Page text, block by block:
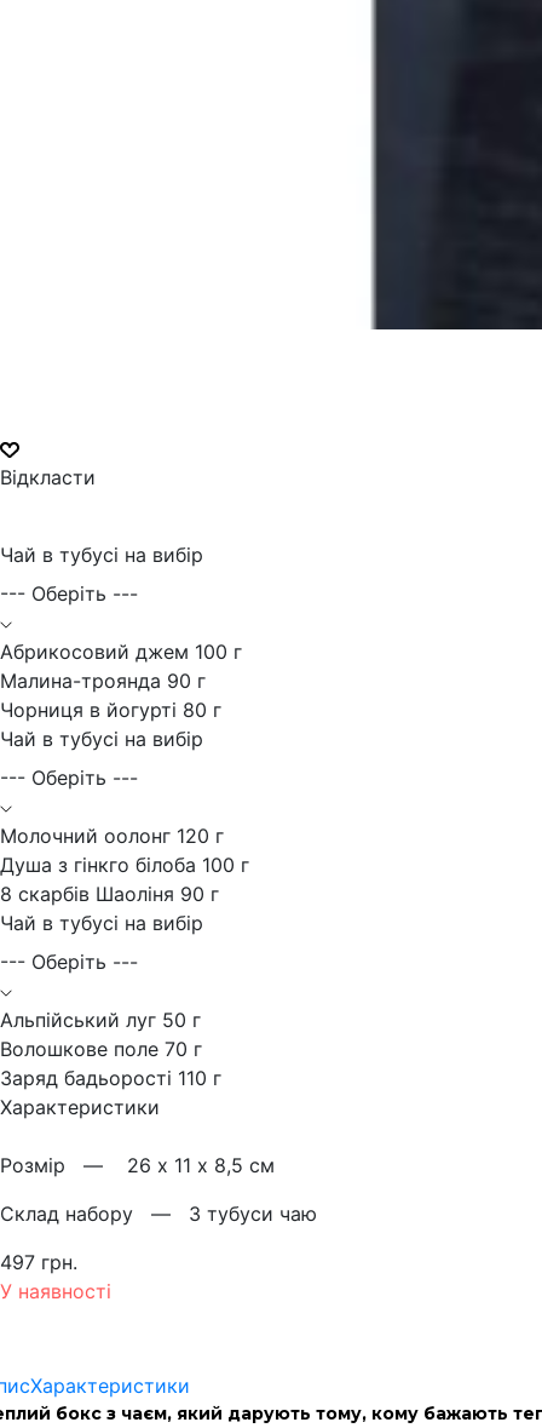
Відкласти
Чай в тубусі на вибір
--- Оберіть ---
Абрикосовий джем 100 г
Малина-троянда 90 г
Чорниця в йогурті 80 г
Чай в тубусі на вибір
--- Оберіть ---
Молочний оолонг 120 г
Душа з гінкго білоба 100 г
8 скарбів Шаоліня 90 г
Чай в тубусі на вибір
--- Оберіть ---
Альпійський луг 50 г
Волошкове поле 70 г
Заряд бадьорості 110 г
Характеристики
Розмiр —
26 х 11 х 8,5 см
Склад набору — 3 тубуси чаю
497 грн.
У наявності
Характеристики
бокс з чаєм, який дарують тому, кому бажають